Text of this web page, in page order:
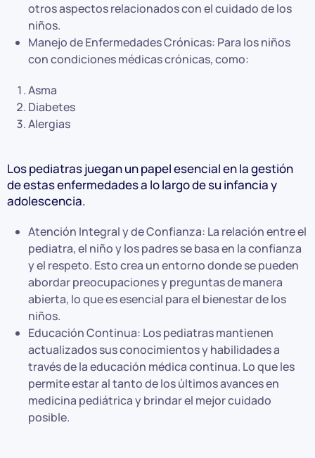
otros aspectos relacionados con el cuidado de los
niños.
Manejo de Enfermedades Crónicas: Para los niños
con condiciones médicas crónicas, como:
Asma
Diabetes
Alergias
Los pediatras juegan un papel esencial en la gestión
de estas enfermedades a lo largo de su infancia y
adolescencia.
Atención Integral y de Confianza: La relación entre el
pediatra, el niño y los padres se basa en la confianza
y el respeto. Esto crea un entorno donde se pueden
abordar preocupaciones y preguntas de manera
abierta, lo que es esencial para el bienestar de los
niños.
Educación Continua: Los pediatras mantienen
actualizados sus conocimientos y habilidades a
través de la educación médica continua. Lo que les
permite estar al tanto de los últimos avances en
medicina pediátrica y brindar el mejor cuidado
posible.